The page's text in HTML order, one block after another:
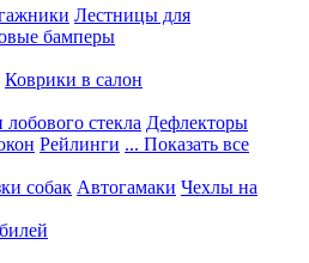
Лестницы для
бамперы
Коврики в салон
стекла Дефлекторы
Рейлинги ... Показать все
собак Автогамаки Чехлы на